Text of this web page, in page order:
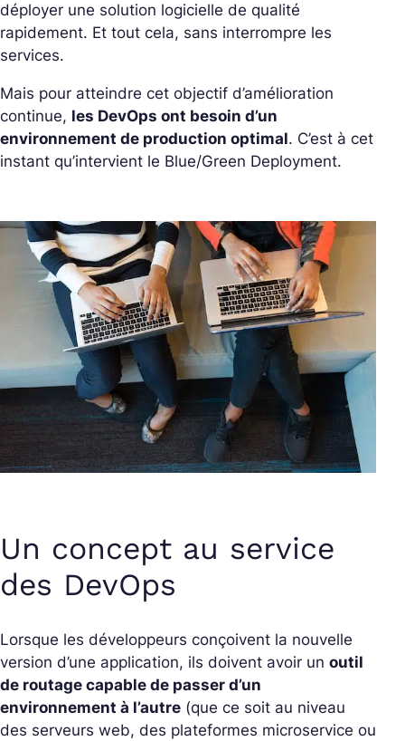
déployer une solution logicielle de qualité
rapidement. Et tout cela, sans interrompre les
services.
Mais pour atteindre cet objectif d’amélioration
continue, les DevOps ont besoin d’un
environnement de production optimal. C’est à cet
instant qu’intervient le Blue/Green Deployment.
Un concept au service
des DevOps
Lorsque les développeurs conçoivent la nouvelle
version d’une application, ils doivent avoir un outil
de routage capable de passer d’un
environnement à l’autre (que ce soit au niveau
des serveurs web, des plateformes microservice ou